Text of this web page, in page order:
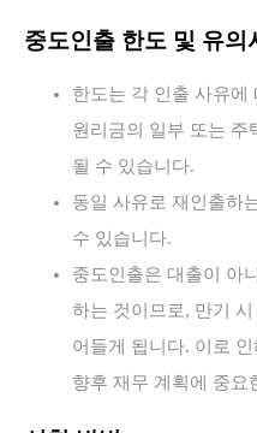
중도인출 한도 및 유의
한도는 각 인출 사유에
원리금의 일부 또는 주
될 수 있습니다.
동일 사유로 재인출하
수 있습니다.
중도인출은 대출이 아
하는 것이므로, 만기
어들게 됩니다. 이로
향후 재무 계획에 중요